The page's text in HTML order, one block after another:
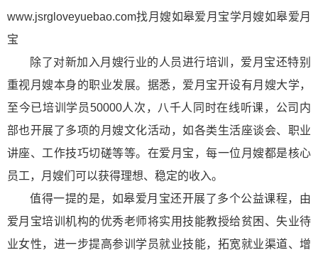
www.jsrgloveyuebao.com找月嫂如皋爱月宝学月嫂如皋爱月
宝
除了对新加入月嫂行业的人员进行培训，爱月宝还特别
重视月嫂本身的职业发展。据悉，爱月宝开设有月嫂大学，
至今已培训学员50000人次，八千人同时在线听课，公司内
部也开展了多项的月嫂文化活动，如各类生活座谈会、职业
讲座、工作技巧切磋等等。在爱月宝，每一位月嫂都是核心
员工，月嫂们可以获得理想、稳定的收入。
值得一提的是，如皋爱月宝还开展了多个公益课程，由
爱月宝培训机构的优秀老师将实用技能教授给贫困、失业待
业女性，进一步提高参训学员就业技能，拓宽就业渠道、增